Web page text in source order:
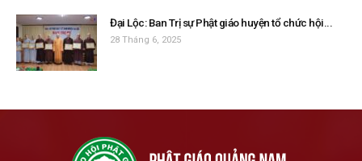
Đại Lộc: Ban Trị sự Phật giáo huyện tổ chức hội...
28 Tháng 6, 2025